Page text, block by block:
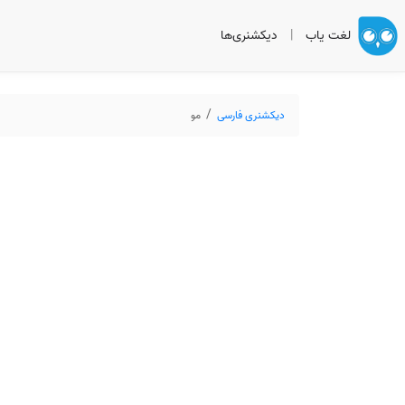
لغت یاب | دیکشنری‌ها
دیکشنری فارسی مو